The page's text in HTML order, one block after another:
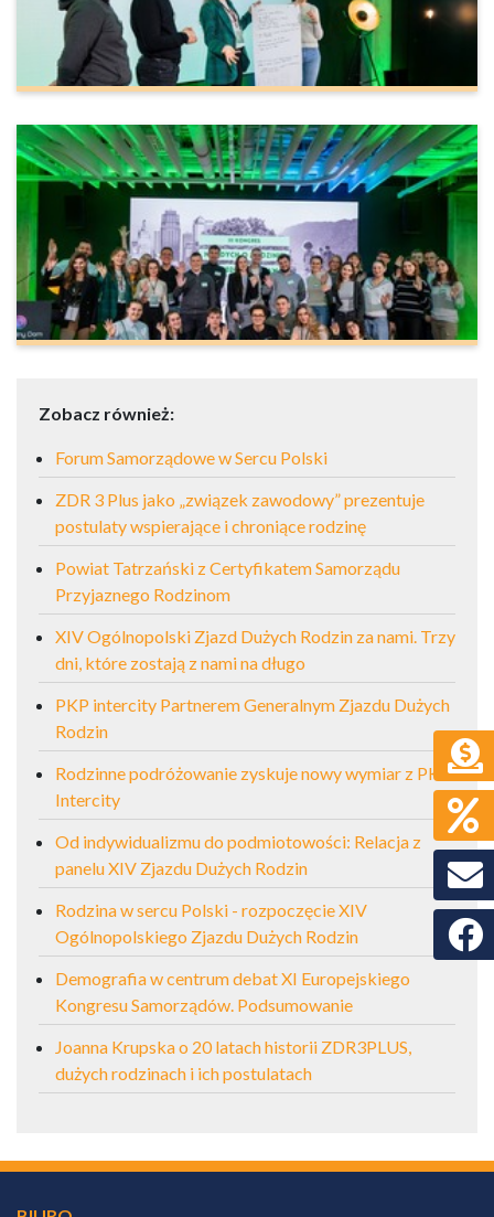
Zobacz również:
Forum Samorządowe w Sercu Polski
ZDR 3 Plus jako „związek zawodowy” prezentuje
postulaty wspierające i chroniące rodzinę
Powiat Tatrzański z Certyfikatem Samorządu
Przyjaznego Rodzinom
XIV Ogólnopolski Zjazd Dużych Rodzin za nami. Trzy
dni, które zostają z nami na długo
PKP intercity Partnerem Generalnym Zjazdu Dużych
Rodzin
Rodzinne podróżowanie zyskuje nowy wymiar z PKP
Intercity
Od indywidualizmu do podmiotowości: Relacja z
panelu XIV Zjazdu Dużych Rodzin
Rodzina w sercu Polski - rozpoczęcie XIV
Ogólnopolskiego Zjazdu Dużych Rodzin
Demografia w centrum debat XI Europejskiego
Kongresu Samorządów. Podsumowanie
Joanna Krupska o 20 latach historii ZDR3PLUS,
dużych rodzinach i ich postulatach